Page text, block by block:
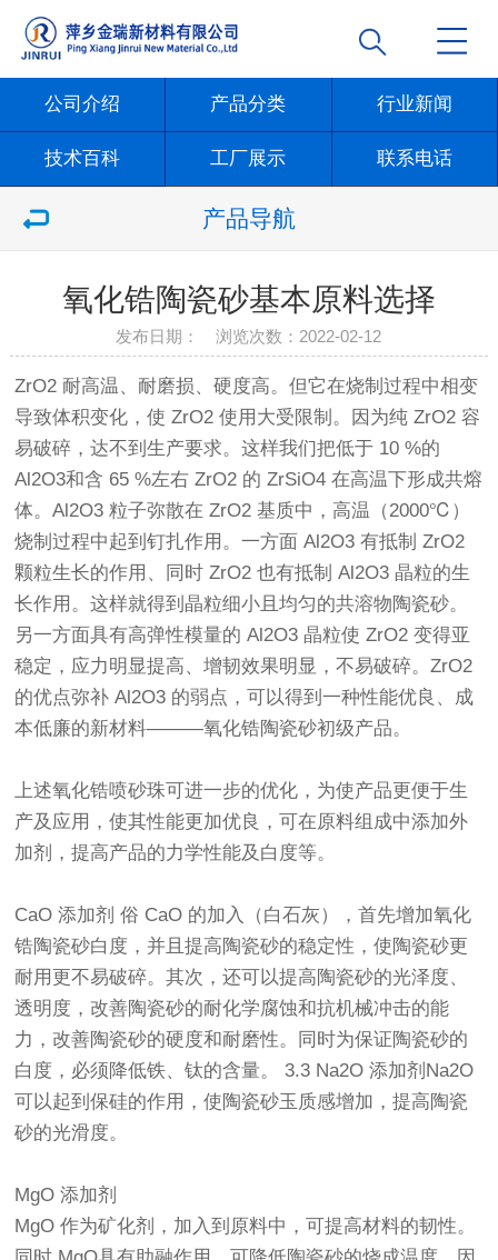
公司介绍 产品分类 行业新闻
技术百科 工厂展示 联系电话
产品导航
氧化锆陶瓷砂基本原料选择
发布日期： 浏览次数： 2022-02-12
ZrO2 耐高温、耐磨损、硬度高。但它在烧制过程中相变
导致体积变化，使 ZrO2 使用大受限制。因为纯 ZrO2 容
易破碎，达不到生产要求。这样我们把低于 10 %的
Al2O3和含 65 %左右 ZrO2 的 ZrSiO4 在高温下形成共熔
体。Al2O3 粒子弥散在 ZrO2 基质中，高温（2000℃）
烧制过程中起到钉扎作用。一方面 Al2O3 有抵制 ZrO2
颗粒生长的作用、同时 ZrO2 也有抵制 Al2O3 晶粒的生
长作用。这样就得到晶粒细小且均匀的共溶物 陶瓷砂。
另一方面具有高弹性模量的 Al2O3 晶粒使 ZrO2 变得亚
稳定，应力明显提高、增韧效果明显，不易破碎。ZrO2
的优点弥补 Al2O3 的弱点，可以得到一种性能优良、成
本低廉的新材料———氧化锆陶瓷砂初级产品。
上述氧化锆喷砂珠可进一步的优化，为使产品更便于生
产及应用，使其性能更加优良，可在原料组成中添加外
加剂，提高产品的力学性能及白度等。
CaO 添加剂 俗 CaO 的加入（白石灰），首先增加氧化
锆陶瓷砂白度，并且提高陶瓷砂的稳定性，使陶瓷砂更
耐用更不易破碎。其次，还可以提高陶瓷砂的光泽度、
透明度，改善陶瓷砂的耐化学腐蚀和抗机械冲击的能
力，改善陶瓷砂的硬度和耐磨性。同时为保证陶瓷砂的
白度，必须降低铁、钛的含量。 3.3 Na2O 添加剂Na2O
可以起到保硅的作用，使陶瓷砂玉质感增加，提高陶瓷
砂的光滑度。
MgO 添加剂
MgO 作为矿化剂，加入到原料中，可提高材料的韧性。